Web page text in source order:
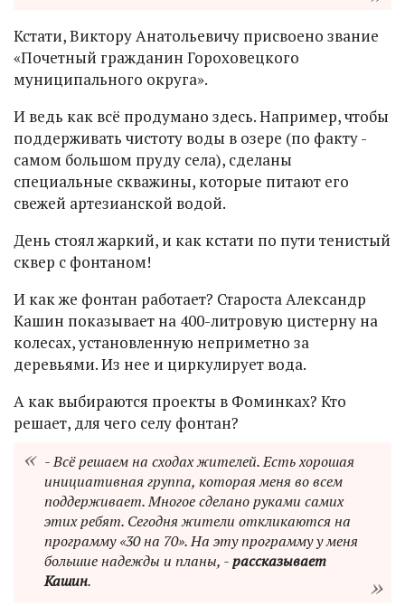
Кстати, Виктору Анатольевичу присвоено звание
«Почетный гражданин Гороховецкого
муниципального округа».
И ведь как всё продумано здесь. Например, чтобы
поддерживать чистоту воды в озере (по факту -
самом большом пруду села), сделаны
специальные скважины, которые питают его
свежей артезианской водой.
День стоял жаркий, и как кстати по пути тенистый
сквер с фонтаном!
И как же фонтан работает? Староста Александр
Кашин показывает на 400-литровую цистерну на
колесах, установленную неприметно за
деревьями. Из нее и циркулирует вода.
А как выбираются проекты в Фоминках? Кто
решает, для чего селу фонтан?
- Всё решаем на сходах жителей. Есть хорошая
инициативная группа, которая меня во всем
поддерживает. Многое сделано руками самих
этих ребят. Сегодня жители откликаются на
программу «30 на 70». На эту программу у меня
большие надежды и планы, -рассказывает
Кашин.